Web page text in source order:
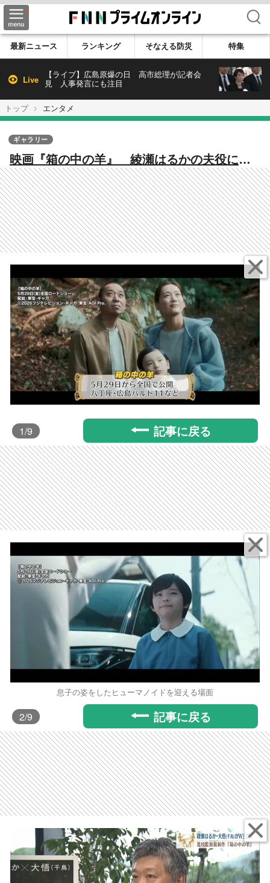
検索
最新ニュース ランキング そなえる防災 特集
Live
【ライブ】広島原爆の日 高市総理が記者会
見 人事発言にも注目
トップ エンタメ
映画『箱の中の羊』 綾瀬はるかの夫役にな
ぜ千鳥・大悟？ 是枝監督が明かすキャステ
ィング理由 広島ロケの裏話も
ギャラリー
1/9 記事に戻る
息子の姿をしたヒューマノイドを迎える場面
2/9 記事に戻る